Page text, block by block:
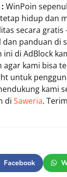
WinPoin
hidup dan
secara
panduan di
di AdBlock
agar kami bisa
untuk
kami
di Saweria.
Facebook